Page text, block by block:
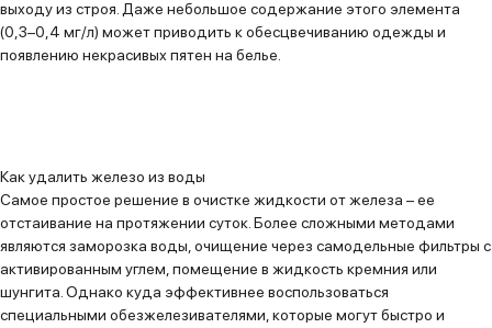
выходу из строя. Даже небольшое содержание этого элемента
(0,3–0,4 мг/л) может приводить к обесцвечиванию одежды и
появлению некрасивых пятен на белье.
Как удалить железо из воды
Самое простое решение в очистке жидкости от железа – ее
отстаивание на протяжении суток. Более сложными методами
являются заморозка воды, очищение через самодельные фильтры с
активированным углем, помещение в жидкость кремния или
шунгита. Однако куда эффективнее воспользоваться
специальными обезжелезивателями, которые могут быстро и